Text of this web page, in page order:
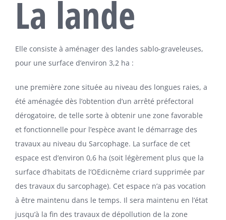
La lande
Elle consiste à aménager des landes sablo-graveleuses,
pour une surface d’environ 3,2 ha :
une première zone située au niveau des longues raies, a
été aménagée dès l’obtention d’un arrêté préfectoral
dérogatoire, de telle sorte à obtenir une zone favorable
et fonctionnelle pour l’espèce avant le démarrage des
travaux au niveau du Sarcophage. La surface de cet
espace est d’environ 0,6 ha (soit légèrement plus que la
surface d’habitats de l’OEdicnème criard supprimée par
des travaux du sarcophage). Cet espace n’a pas vocation
à être maintenu dans le temps. Il sera maintenu en l’état
jusqu’à la fin des travaux de dépollution de la zone